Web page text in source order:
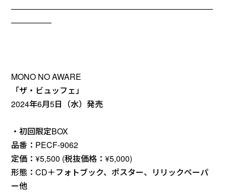
—————————————————————————
—————
MONO NO AWARE
「ザ・ビュッフェ」
2024年6月5日（水）発売
・初回限定BOX
品番：PECF-9062
定価：¥5,500 (税抜価格：¥5,000)
形態：CD＋フォトブック、ポスター、リリックペーパ
ー他